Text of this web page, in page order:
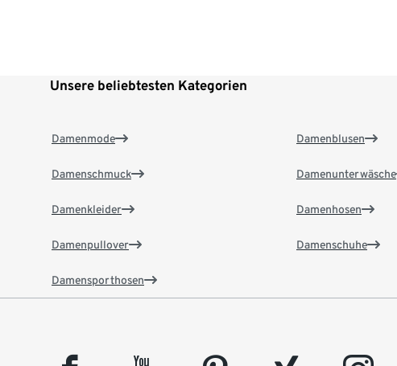
Unsere beliebtesten Kategorien
Damenmode
Damenschmuck
Damenkleider
Damenpullover
Damensporthosen
Damenblusen
Damenunterwäsche
Damenhosen
Damenschuhe